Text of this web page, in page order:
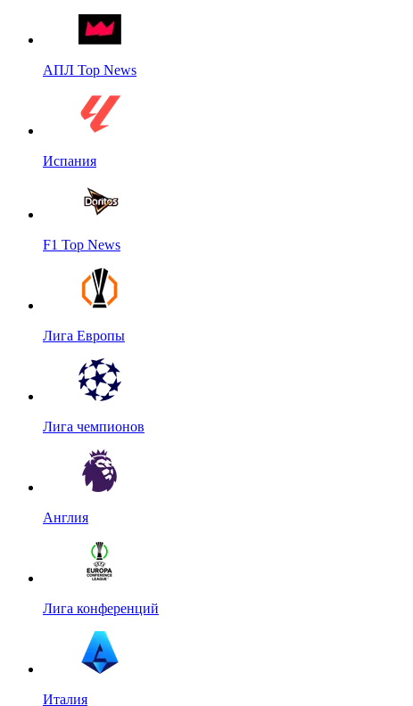
АПЛ Top News
Испания
F1 Top News
Лига Европы
Лига чемпионов
Англия
Лига конференций
Италия